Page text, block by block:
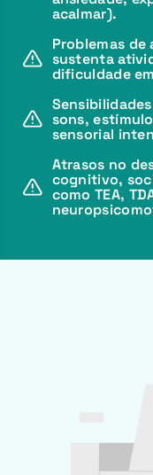
acalmar).
Problemas
sustenta
dificuldade
sons,
sensorial
Atrasos no
cognitivo,
como TEA,